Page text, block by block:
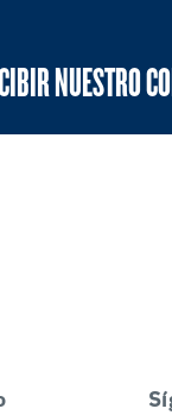
NUESTRO